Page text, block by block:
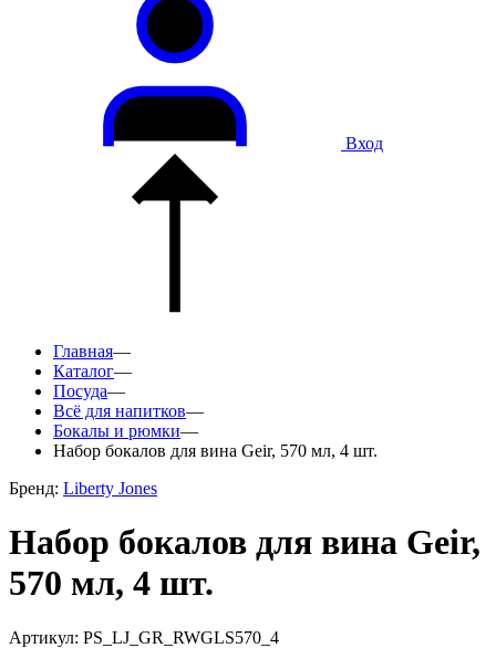
Вход
Главная—
Каталог—
Посуда—
Всё для напитков—
Бокалы и рюмки—
Набор бокалов для вина Geir, 570 мл, 4 шт.
Бренд: Liberty Jones
Набор бокалов для вина Geir,
570 мл, 4 шт.
Артикул: PS_LJ_GR_RWGLS570_4